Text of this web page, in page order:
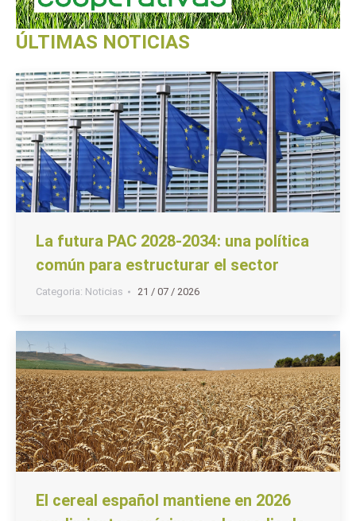
ÚLTIMAS NOTICIAS
La futura PAC 2028-2034: una política
común para estructurar el sector
Categoria: Noticias 21 / 07 / 2026
El cereal español mantiene en 2026